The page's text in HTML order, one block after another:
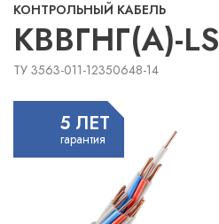
КОНТРОЛЬНЫЙ КАБЕЛЬ
КВВГНГ(А)-LS
ТУ 3563-011-12350648-14
5 ЛЕТ
гарантия